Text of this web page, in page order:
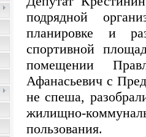
подрядной
планировке и
спортивной
помещении
Афанасьевич с
не спеша,
жилищно-
пользования.